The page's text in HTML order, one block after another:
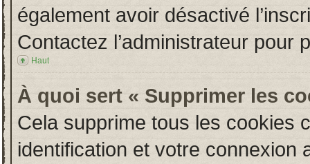
également avoir désactivé
Contactez l’administrateur pour
Haut
À quoi sert « Supprimer les
Cela supprime tous les cookies
identification et votre connexion